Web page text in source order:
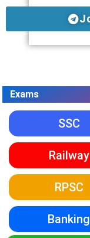
Exams
SSC
Railway
RPSC
Banking